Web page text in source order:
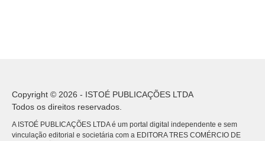
Copyright © 2026 - ISTOÉ PUBLICAÇÕES LTDA
Todos os direitos reservados.
A ISTOÉ PUBLICAÇÕES LTDA é um portal digital independente e sem
vinculação editorial e societária com a EDITORA TRES COMÉRCIO DE